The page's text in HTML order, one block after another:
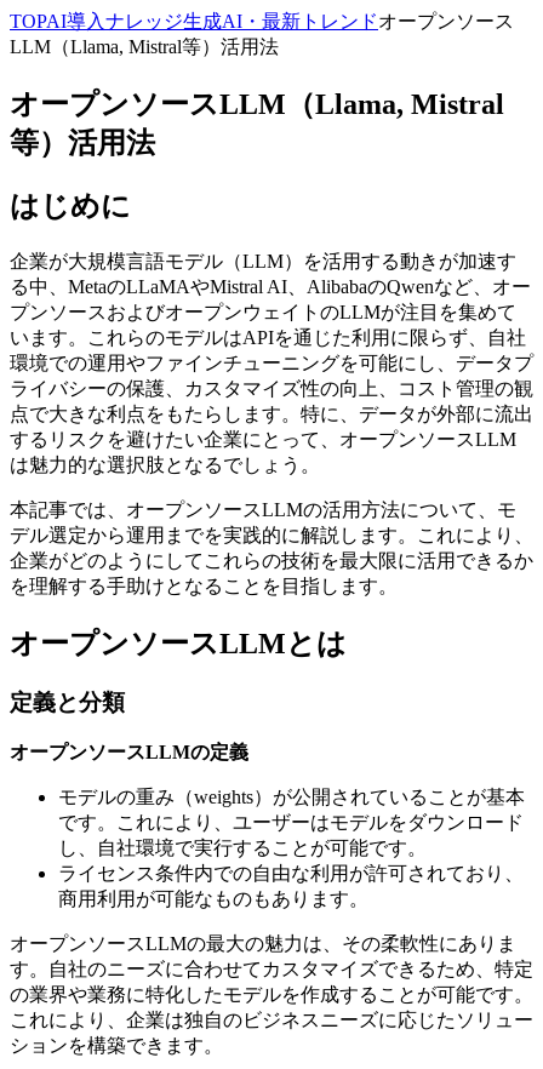
TOPAI導入ナレッジ生成AI・最新トレンドオープンソース
LLM（Llama, Mistral等）活用法
オープンソースLLM（Llama, Mistral
等）活用法
はじめに
企業が大規模言語モデル（LLM）を活用する動きが加速す
る中、MetaのLLaMAやMistral AI、AlibabaのQwenなど、オー
プンソースおよびオープンウェイトのLLMが注目を集めて
います。これらのモデルはAPIを通じた利用に限らず、自社
環境での運用やファインチューニングを可能にし、データプ
ライバシーの保護、カスタマイズ性の向上、コスト管理の観
点で大きな利点をもたらします。特に、データが外部に流出
するリスクを避けたい企業にとって、オープンソースLLM
は魅力的な選択肢となるでしょう。
本記事では、オープンソースLLMの活用方法について、モ
デル選定から運用までを実践的に解説します。これにより、
企業がどのようにしてこれらの技術を最大限に活用できるか
を理解する手助けとなることを目指します。
オープンソースLLMとは
定義と分類
オープンソースLLMの定義
モデルの重み（weights）が公開されていることが基本
です。これにより、ユーザーはモデルをダウンロード
し、自社環境で実行することが可能です。
ライセンス条件内での自由な利用が許可されており、
商用利用が可能なものもあります。
オープンソースLLMの最大の魅力は、その柔軟性にありま
す。自社のニーズに合わせてカスタマイズできるため、特定
の業界や業務に特化したモデルを作成することが可能です。
これにより、企業は独自のビジネスニーズに応じたソリュー
ションを構築できます。